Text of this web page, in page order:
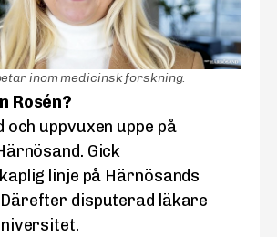
inom medicinsk forskning.
Rosén?
och uppvuxen uppe på
Gick
linje på Härnösands
Därefter disputerad läkare